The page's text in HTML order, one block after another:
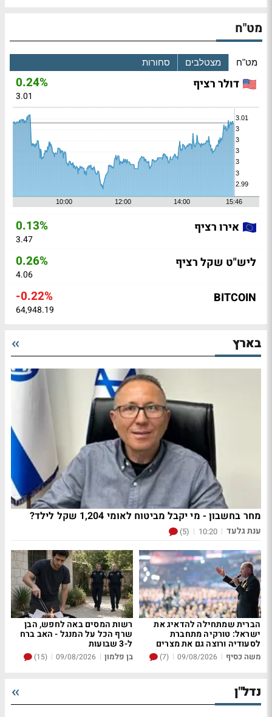
מט"ח
מט"ח מצטלבים סחורות
דולר רציף 0.24%
3.01
אירו רציף 0.13%
3.47
ליש"ט שקל רציף 0.26%
4.06
BITCOIN
-0.22%
64,948.19
בארץ
מחר בחשבון - מי יקבל מביטוח לאומי 1,204 שקל לילד?
ענת גלעד |
10:20
|
(5)
הברית שמתחילה להדאיג את
ישראל: טורקיה מתחברת
לסעודיה ורוצה גם את מצרים
משה כסיף |
09/08/2026
|
(7)
רשות המסים באה לחפש, הבן
שרף הכל על המנגל - האב ברח
ל-3 שבועות
בן פלמון |
09/08/2026
|
(15)
נדל"ן